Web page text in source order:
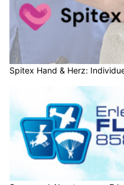
Spitex Hand & Herz: